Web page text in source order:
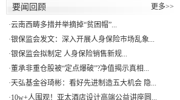
要闻回顾 更多>>
·云南西畴多措并举摘掉“贫困帽”...
·银保监会发文：深入开展人身保险市场乱象...
·银保监会拟制定 人身保险销售新规...
·董承非重仓股被“定点爆破”?净值揭示真相...
·天弘基金谷琦彬：看好先进制造五大机会 隐...
·10w+人围观！亚太酒店设计高端公益讲座圆...